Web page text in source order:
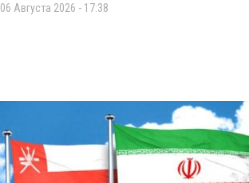
06 Августа 2026 - 17:38